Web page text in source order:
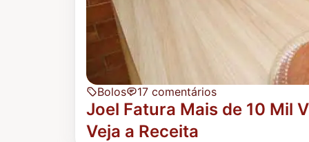
Bolos 17 comentários
Joel Fatura Mais de 10 Mil
Veja a Receita